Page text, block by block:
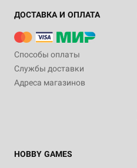
ДОСТАВКА И ОПЛАТА
Способы оплаты
Службы доставки
Адреса магазинов
HOBBY GAMES